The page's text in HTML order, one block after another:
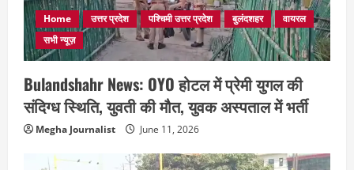
Home उत्तर प्रदेश पश्चिमी उत्तर प्रदेश बुलंदशहर
वायरल
सभी न्यूज़
Bulandshahr News: OYO होटल में प्रेमी युगल की
संदिग्ध स्थिति, युवती की मौत, युवक अस्पताल में भर्ती
Megha Journalist June 11, 2026